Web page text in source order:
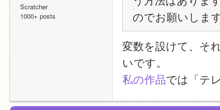
Scratcher
1000+ posts
のでお願いしま
変数を設けて、そ
いです。
私の作品では「テ